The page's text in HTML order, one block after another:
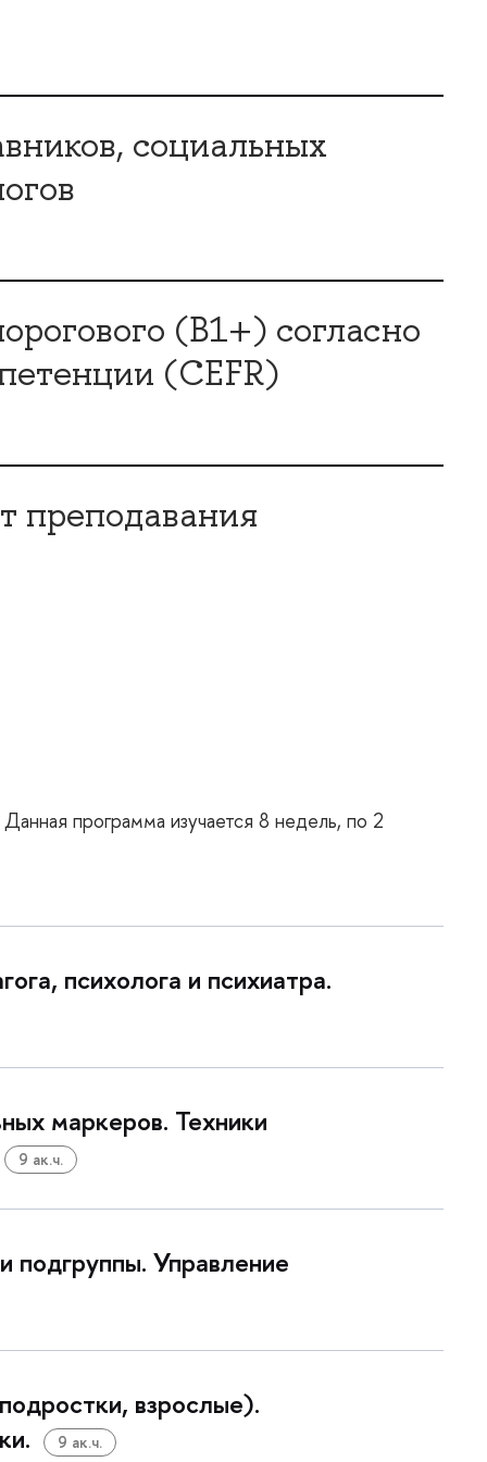
социальных
(В1+) согласно
(CEFR)
преподавания
программа изучается 8 недель, по 2
психолога и психиатра.
маркеров. Техники
9 ак.ч.
подгруппы. Управление
взрослые).
9 ак.ч.